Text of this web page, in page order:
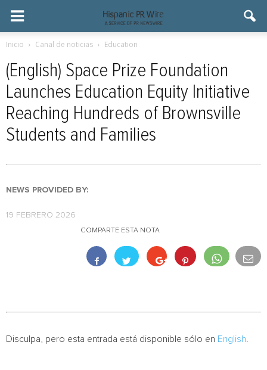
Inicio Canal de noticias Education
(English) Space Prize Foundation
Launches Education Equity Initiative
Reaching Hundreds of Brownsville
Students and Families
NEWS PROVIDED BY:
19 FEBRERO 2026
COMPARTE ESTA NOTA
Disculpa, pero esta entrada está disponible sólo en English